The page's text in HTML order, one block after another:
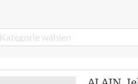
Kategorie wählen